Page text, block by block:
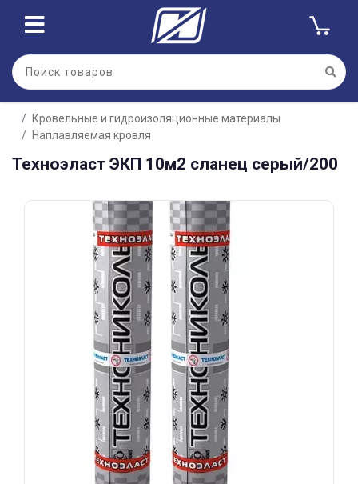
Кровельные и гидроизоляционные материалы
Наплавляемая кровля
Техноэласт ЭКП 10м2 сланец серый/200
Для клиентов всех банков
Разбейте
оплатуна части
График платежей
Добавляйте товары
в корзину
Оплачивайте сегодня только
% картой любого банка